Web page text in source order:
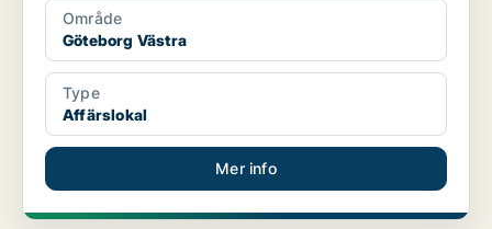
Område
Göteborg Västra
Type
Affärslokal
Mer info